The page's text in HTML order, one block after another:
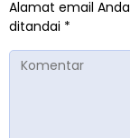
Alamat email
ditandai *